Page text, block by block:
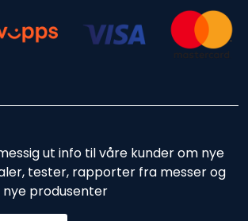
ut info til våre kunder om nye
tester, rapporter fra messer og
produsenter